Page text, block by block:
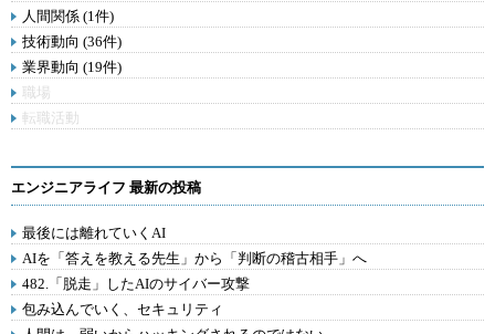
人間関係 (1件)
技術動向 (36件)
業界動向 (19件)
職場
転職活動
エンジニアライフ 最新の投稿
最後には離れていくAI
AIを「答えを教える先生」から「判断の稽古相手」へ
482.「脱走」したAIのサイバー攻撃
包み込んでいく、セキュリティ